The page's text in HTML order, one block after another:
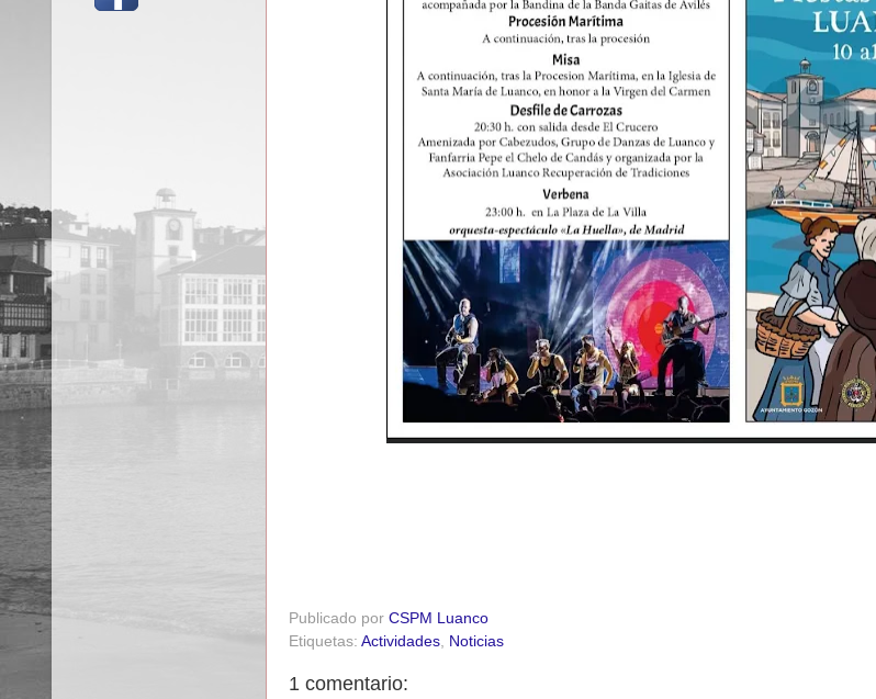
Publicado por CSPM Luanco
Etiquetas: Actividades, Noticias
1 comentario: